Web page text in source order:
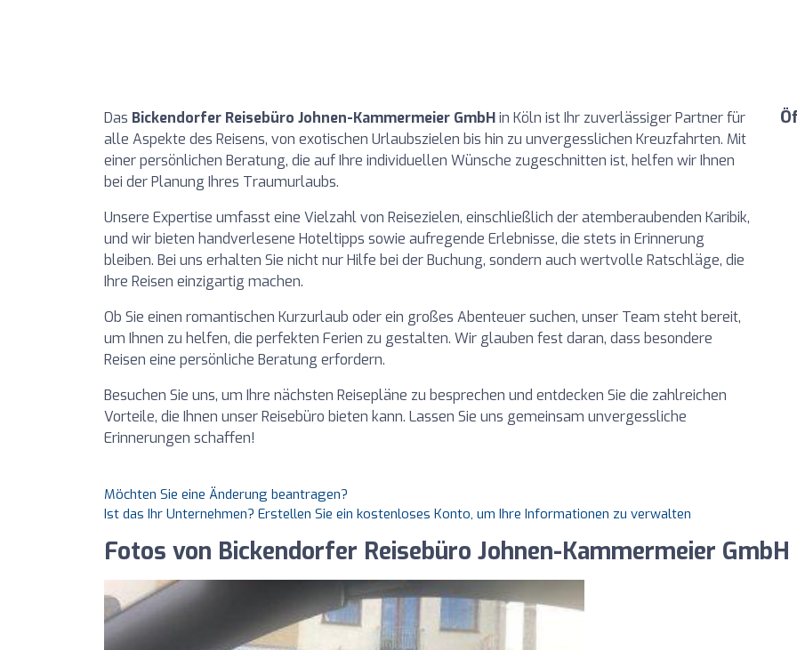
Das Bickendorfer Reisebüro Johnen-Kammermeier GmbHin Köln ist Ihr zuverlässiger Partner für
alle Aspekte des Reisens, von exotischen Urlaubszielen bis hin zu unvergesslichen Kreuzfahrten. Mit
einer persönlichen Beratung, die auf Ihre individuellen Wünsche zugeschnitten ist, helfen wir Ihnen
bei der Planung Ihres Traumurlaubs.
Unsere Expertise umfasst eine Vielzahl von Reisezielen, einschließlich der atemberaubenden Karibik,
und wir bieten handverlesene Hoteltipps sowie aufregende Erlebnisse, die stets in Erinnerung
bleiben. Bei uns erhalten Sie nicht nur Hilfe bei der Buchung, sondern auch wertvolle Ratschläge, die
Ihre Reisen einzigartig machen.
Ob Sie einen romantischen Kurzurlaub oder ein großes Abenteuer suchen, unser Team steht bereit,
um Ihnen zu helfen, die perfekten Ferien zu gestalten. Wir glauben fest daran, dass besondere
Reisen eine persönliche Beratung erfordern.
Besuchen Sie uns, um Ihre nächsten Reisepläne zu besprechen und entdecken Sie die zahlreichen
Vorteile, die Ihnen unser Reisebüro bieten kann. Lassen Sie uns gemeinsam unvergessliche
Erinnerungen schaffen!
Möchten Sie eine Änderung beantragen?
Ist das Ihr Unternehmen? Erstellen Sie ein kostenloses Konto, um Ihre Informationen zu verwalten
Fotos von Bickendorfer Reisebüro Johnen-Kammermeier GmbH